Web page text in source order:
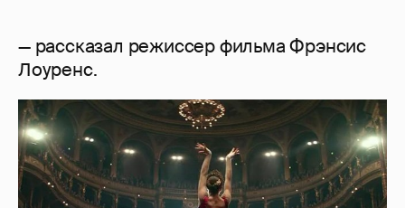
— рассказал режиссер фильма Фрэнсис
Лоуренс.